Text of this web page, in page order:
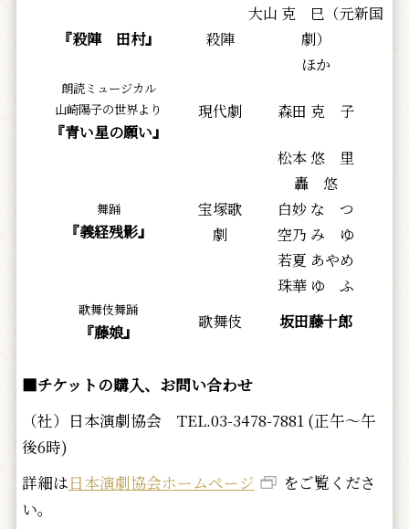
『殺陣 田村』 殺陣
大山 克 巳（元新国
劇）
ほか
朗読ミュージカル
山崎陽子の世界より
『青い星の願い』
現代劇 森田 克 子
舞踊
『義経残影』
宝塚歌
劇
松本 悠 里
轟 悠
白妙 な つ
空乃 み ゆ
若夏 あやめ
珠華 ゆ ふ
歌舞伎舞踊
『藤娘』
歌舞伎 坂田藤十郎
■チケットの購入、お問い合わせ
（社）日本演劇協会 TEL.03-3478-7881 (正午～午
後6時)
詳細は日本演劇協会ホームページ
をご覧くださ
い。